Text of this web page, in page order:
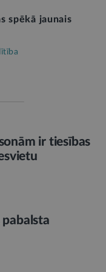
spēkā jaunais
ir tiesības
pabalsta